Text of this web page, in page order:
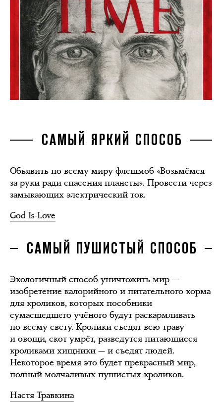
САМЫЙ ЯРКИЙ СПОСОБ
Объявить по всему миру флешмоб «Возьмёмся
за руки ради спасения планеты». Провести через
замыкающих электрический ток.
God Is-Love
САМЫЙ ПУШИСТЫЙ СПОСОБ
Экологичный способ уничтожить мир —
изобретение калорийного и питательного корма
для кроликов, которых пособники
сумасшедшего учёного будут раскармливать
по всему свету. Кролики съедят всю траву
и овощи, скот умрёт, разведутся питающиеся
кроликами хищники — и съедят людей.
Некоторое время это будет прекрасный мир,
полный молчаливых пушистых кроликов.
Настя Травкина